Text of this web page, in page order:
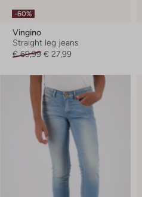
-60%
Vingino
Straight leg jeans
€ 69,99 € 27,99